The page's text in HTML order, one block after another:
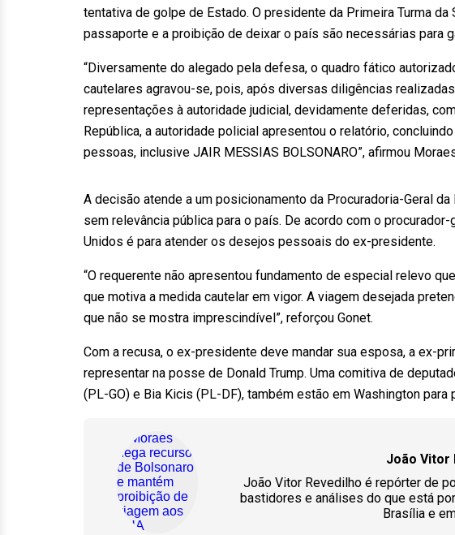
tentativa de golpe de Estado. O presidente da Primeira Turma
passaporte e a proibição de deixar o país são necessárias para
“Diversamente do alegado pela defesa, o quadro fático
cautelares agravou-se, pois, após diversas diligências
representações à autoridade judicial, devidamente deferidas,
República, a autoridade policial apresentou o relatório,
pessoas, inclusive JAIR MESSIAS BOLSONARO”, afirmou
A decisão atende a um posicionamento da Procuradoria-Geral
sem relevância pública para o país. De acordo com o
Unidos é para atender os desejos pessoais do ex-presidente.
“O requerente não apresentou fundamento de especial relevo
que motiva a medida cautelar em vigor. A viagem desejada
que não se mostra imprescindível”, reforçou Gonet.
Com a recusa, o ex-presidente deve mandar sua esposa, a ex-
representar na posse de Donald Trump. Uma comitiva de
(PL-GO) e Bia Kicis (PL-DF), também estão em Washington para
João Vitor
João Vitor Revedilho é repórter de
bastidores e análises do que está
Brasília e